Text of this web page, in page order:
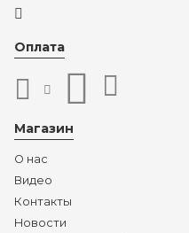
Оплата
Магазин
О нас
Видео
Контакты
Новости